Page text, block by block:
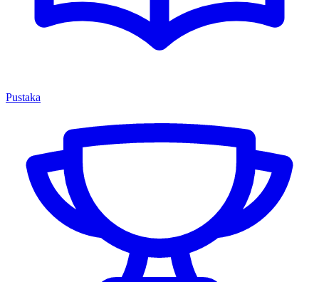
Pustaka